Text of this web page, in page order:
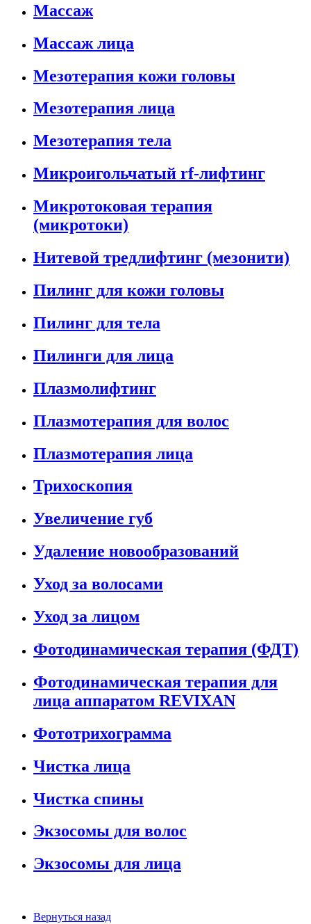
Массаж
Массаж лица
Мезотерапия кожи головы
Мезотерапия лица
Мезотерапия тела
Микроигольчатый rf-лифтинг
Микротоковая терапия
(микротоки)
Нитевой тредлифтинг (мезонити)
Пилинг для кожи головы
Пилинг для тела
Пилинги для лица
Плазмолифтинг
Плазмотерапия для волос
Плазмотерапия лица
Трихоскопия
Увеличение губ
Удаление новообразований
Уход за волосами
Уход за лицом
Фотодинамическая терапия (ФДТ)
Фотодинамическая терапия для
лица аппаратом REVIXAN
Фототрихограмма
Чистка лица
Чистка спины
Экзосомы для волос
Экзосомы для лица
Вернуться назад